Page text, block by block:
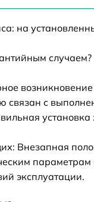
на
случаем?
связан с
установка
Внезапная
параметрам
эксплуатации.